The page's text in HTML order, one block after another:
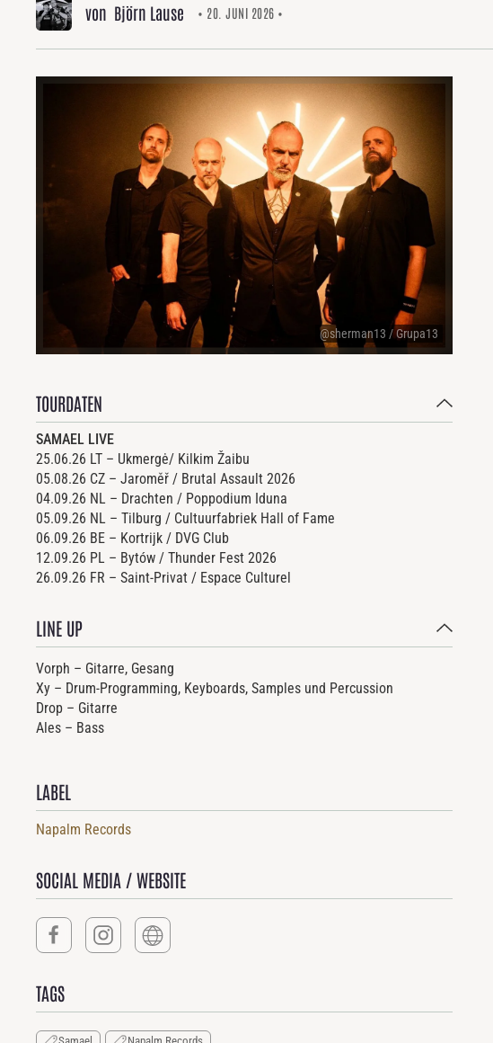
von Björn Lause • 20. JUNI 2026 •
@sherman13 / Grupa13
TOURDATEN
SAMAEL LIVE
25.06.26 LT – Ukmergė/ Kilkim Žaibu
05.08.26 CZ – Jaroměř / Brutal Assault 2026
04.09.26 NL – Drachten / Poppodium Iduna
05.09.26 NL – Tilburg / Cultuurfabriek Hall of Fame
06.09.26 BE – Kortrijk / DVG Club
12.09.26 PL – Bytów / Thunder Fest 2026
26.09.26 FR – Saint-Privat / Espace Culturel
LINE UP
Vorph – Gitarre, Gesang
Xy – Drum-Programming, Keyboards, Samples und Percussion
Drop – Gitarre
Ales – Bass
LABEL
Napalm Records
SOCIAL MEDIA / WEBSITE
TAGS